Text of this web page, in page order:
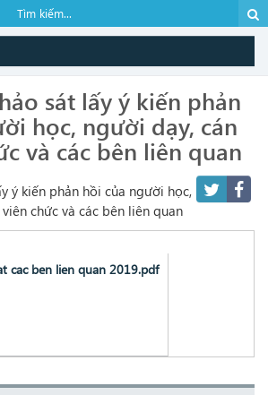
sát lấy ý kiến phản
học, người dạy, cán
và các bên liên quan
ý kiến phản hồi của người học,
chức và các bên liên quan
cac ben lien quan 2019.pdf